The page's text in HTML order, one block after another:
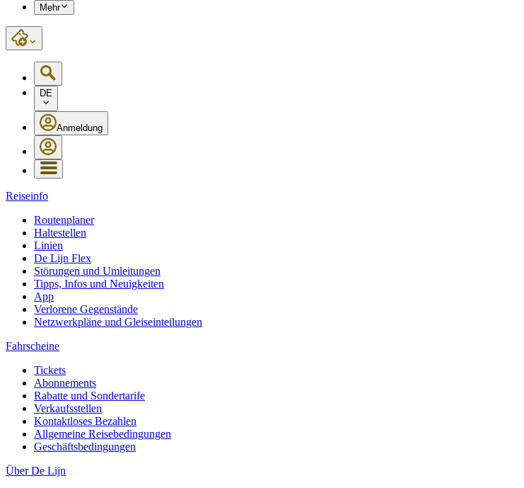
Mehr
DE
Anmeldung
Reiseinfo
Routenplaner
Haltestellen
Linien
De Lijn Flex
Störungen und Umleitungen
Tipps, Infos und Neuigkeiten
App
Verlorene Gegenstände
Netzwerkpläne und Gleiseinteilungen
Fahrscheine
Tickets
Abonnements
Rabatte und Sondertarife
Verkaufsstellen
Kontaktloses Bezahlen
Allgemeine Reisebedingungen
Geschäftsbedingungen
Über De Lijn